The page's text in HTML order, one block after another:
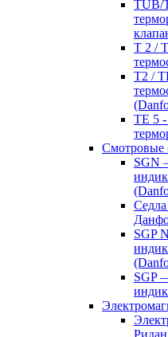
TUB/
T 2 /
T2 /
TE 5
Смотровые
SGN
SGP
SGP
Ридан